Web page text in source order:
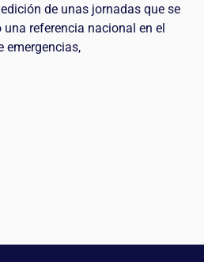
de unas jornadas que se
referencia nacional en el
emergencias,